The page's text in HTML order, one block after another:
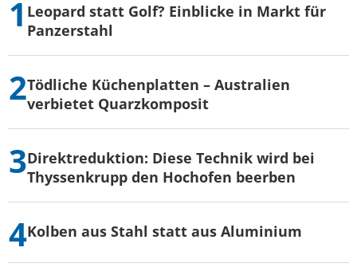
Leopard statt Golf? Einblicke in Markt für
Panzerstahl
Tödliche Küchenplatten – Australien
verbietet Quarzkomposit
Direktreduktion: Diese Technik wird bei
Thyssenkrupp den Hochofen beerben
Kolben aus Stahl statt aus Aluminium